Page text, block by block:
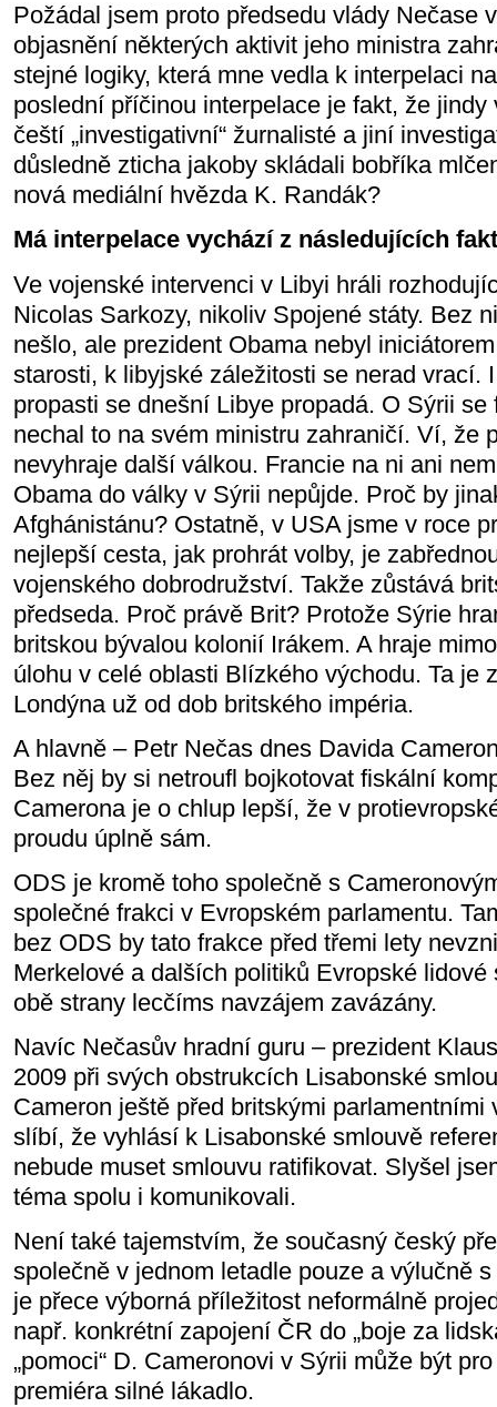
Požádal jsem proto předsedu vlády Nečase
objasnění některých aktivit jeho ministra
stejné logiky, která mne vedla k interpelaci
poslední příčinou interpelace je fakt, že jindy
čeští „investigativní“ žurnalisté a jiní
důsledně zticha jakoby skládali bobříka
nová mediální hvězda K. Randák?
Má interpelace vychází z následujících
Ve vojenské intervenci v Libyi hráli
Nicolas Sarkozy, nikoliv Spojené státy. Bez
nešlo, ale prezident Obama nebyl
starosti, k libyjské záležitosti se nerad vrací.
propasti se dnešní Libye propadá. O Sýrii
nechal to na svém ministru zahraničí. Ví, že
nevyhraje další válkou. Francie na ni ani
Obama do války v Sýrii nepůjde. Proč by
Afghánistánu? Ostatně, v USA jsme v roce
nejlepší cesta, jak prohrát volby, je
vojenského dobrodružství. Takže zůstává
předseda. Proč právě Brit? Protože Sýrie
britskou bývalou kolonií Irákem. A hraje
úlohu v celé oblasti Blízkého východu. Ta je
Londýna už od dob britského impéria.
A hlavně – Petr Nečas dnes Davida
Bez něj by si netroufl bojkotovat fiskální
Camerona je o chlup lepší, že v
proudu úplně sám.
ODS je kromě toho společně s
společné frakci v Evropském parlamentu.
bez ODS by tato frakce před třemi lety
Merkelové a dalších politiků Evropské lidové
obě strany lecčíms navzájem zavázány.
Navíc Nečasův hradní guru – prezident
2009 při svých obstrukcích Lisabonské
Cameron ještě před britskými parlamentními
slíbí, že vyhlásí k Lisabonské smlouvě
nebude muset smlouvu ratifikovat. Slyšel
téma spolu i komunikovali.
Není také tajemstvím, že současný český
společně v jednom letadle pouze a výlučně
je přece výborná příležitost neformálně
např. konkrétní zapojení ČR do „boje za
„pomoci“ D. Cameronovi v Sýrii může být
premiéra silné lákadlo.